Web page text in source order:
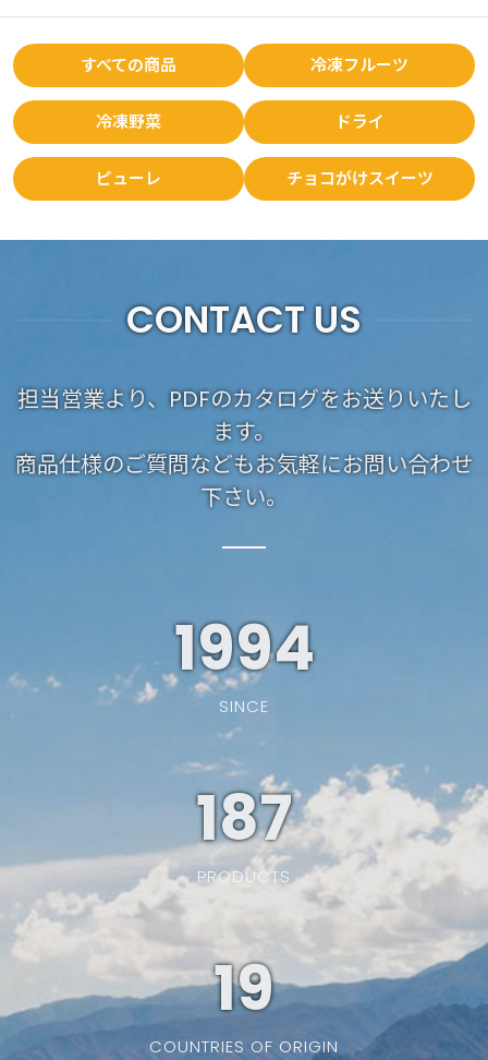
すべての商品 冷凍フルーツ
冷凍野菜 ドライ
ピューレ チョコがけスイーツ
CONTACT US
担当営業より、PDFのカタログをお送りいたし
ます。
商品仕様のご質問などもお気軽にお問い合わせ
下さい。
1994
SINCE
187
PRODUCTS
19
COUNTRIES OF ORIGIN